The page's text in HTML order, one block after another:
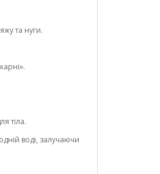
та нуги.
тіла.
воді, залучаючи